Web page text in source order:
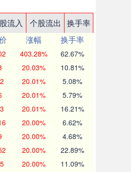
流入 个股流出
换手率
涨幅
换手率
403.28% 62.67%
20.03% 10.81%
20.01% 5.08%
20.01% 5.79%
20.01% 16.21%
20.00% 6.62%
20.00% 4.68%
20.00% 22.89%
20.00% 11.09%